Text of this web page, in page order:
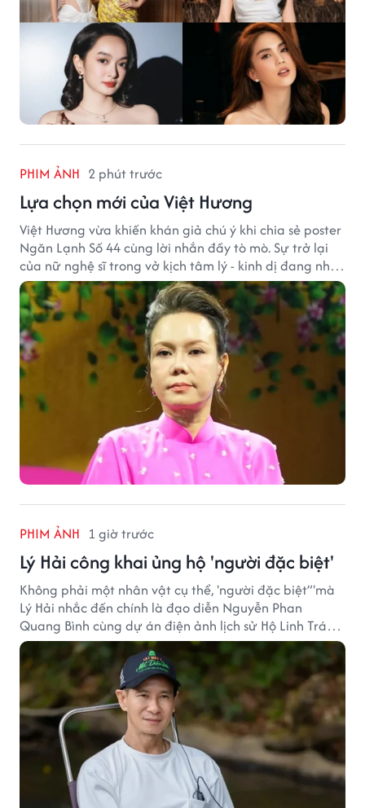
PHIM ẢNH 2 phút trước
Lựa chọn mới của Việt Hương
Việt Hương vừa khiến khán giả chú ý khi chia sẻ poster
Ngăn Lạnh Số 44 cùng lời nhắn đầy tò mò. Sự trở lại
của nữ nghệ sĩ trong vở kịch tâm lý - kinh dị đang nhận
được nhiều quan tâm từ công chúng.
PHIM ẢNH 1 giờ trước
Lý Hải công khai ủng hộ 'người đặc biệt'
Không phải một nhân vật cụ thể, 'người đặc biệt”'mà
Lý Hải nhắc đến chính là đạo diễn Nguyễn Phan
Quang Bình cùng dự án điện ảnh lịch sử Hộ Linh Tráng
Sĩ: Bí Ẩn Mộ Vua Đinh.